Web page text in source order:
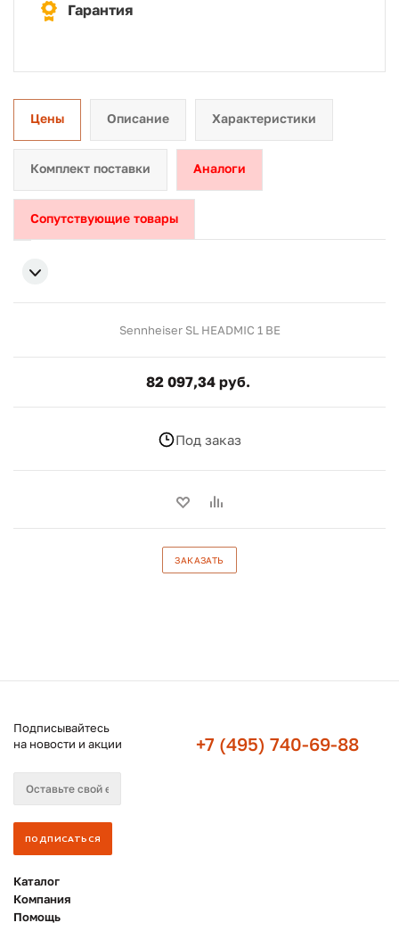
Гарантия
Цены Описание Характеристики
Комплект поставки Аналоги
Сопутствующие товары
Sennheiser SL HEADMIC 1 BE
82 097,34 руб.
Под заказ
ЗАКАЗАТЬ
Подписывайтесь
на новости и акции
+7 (495) 740-69-88
Каталог
Компания
Помощь